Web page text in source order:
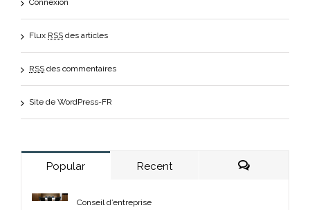
Flux RSS des articles
RSS des commentaires
Site de WordPress-FR
Popular Recent
Conseil d’entreprise